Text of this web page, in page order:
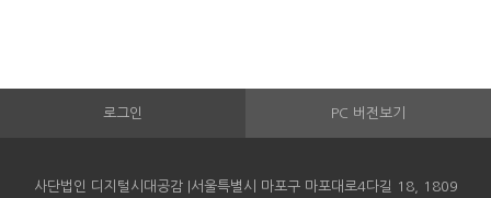
로그인 PC 버전보기
사단법인 디지털시대공감 |서울특별시 마포구 마포대로4다길 18, 1809